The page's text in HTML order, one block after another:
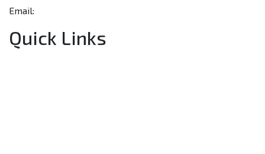
Email:
Quick Links